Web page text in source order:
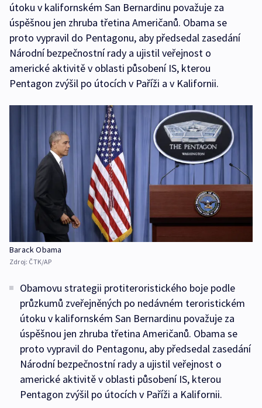
útoku v kalifornském San Bernardinu považuje za
úspěšnou jen zhruba třetina Američanů. Obama se
proto vypravil do Pentagonu, aby předsedal zasedání
Národní bezpečnostní rady a ujistil veřejnost o
americké aktivitě v oblasti působení IS, kterou
Pentagon zvýšil po útocích v Paříži a v Kalifornii.
Barack Obama
Zdroj: ČTK/AP
Obamovu strategii protiteroristického boje podle
průzkumů zveřejněných po nedávném teroristickém
útoku v kalifornském San Bernardinu považuje za
úspěšnou jen zhruba třetina Američanů. Obama se
proto vypravil do Pentagonu, aby předsedal zasedání
Národní bezpečnostní rady a ujistil veřejnost o
americké aktivitě v oblasti působení IS, kterou
Pentagon zvýšil po útocích v Paříži a Kalifornii.